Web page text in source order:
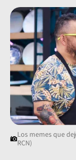
Los memes que
RCN)